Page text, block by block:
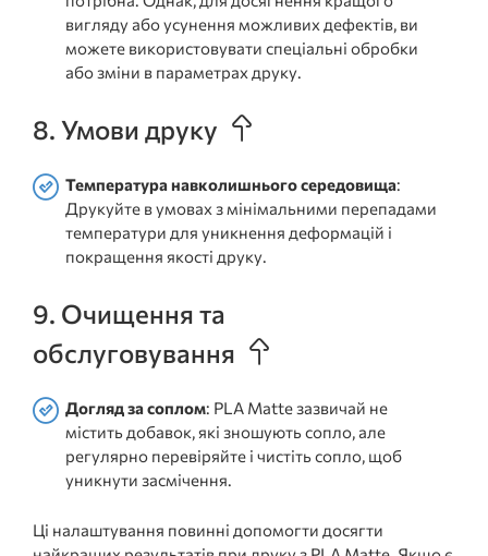
вигляду або усунення можливих дефектів, ви
можете використовувати спеціальні обробки
або зміни в параметрах друку.
8. Умови друку
Температура навколишнього середовища:
Друкуйте в умовах з мінімальними перепадами
температури для уникнення деформацій і
покращення якості друку.
9. Очищення та
обслуговування
Догляд за соплом: PLA Matte зазвичай не
містить добавок, які зношують сопло, але
регулярно перевіряйте і чистіть сопло, щоб
уникнути засмічення.
Ці налаштування повинні допомогти досягти